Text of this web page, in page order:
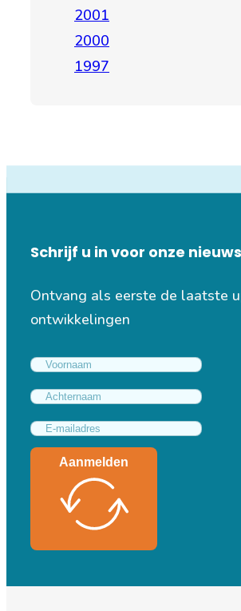
2001
2000
1997
Schrijf u in voor onze
Ontvang als eerste de laatste
ontwikkelingen
Aanmelden